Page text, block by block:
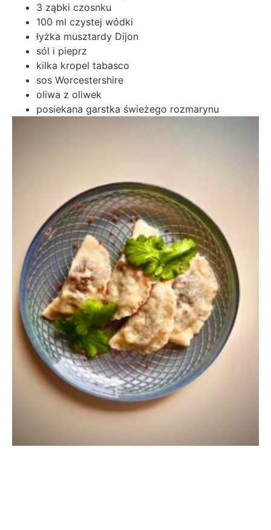
3 ząbki czosnku
100 ml czystej wódki
łyżka musztardy Dijon
sól i pieprz
kilka kropel tabasco
sos Worcestershire
oliwa z oliwek
posiekana garstka świeżego rozmarynu